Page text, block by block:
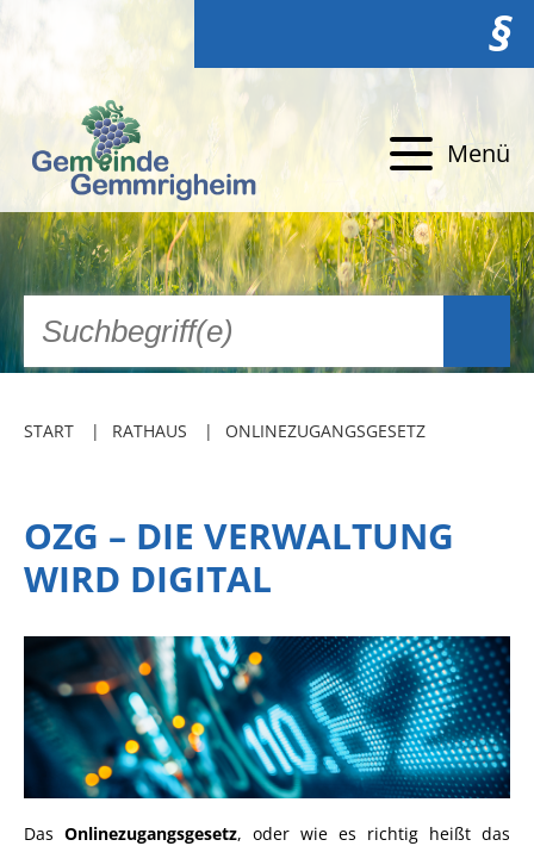
§
Menü
START RATHAUS ONLINEZUGANGSGESETZ
OZG – DIE VERWALTUNG
WIRD DIGITAL
Das Onlinezugangsgesetz, oder wie es richtig heißt das